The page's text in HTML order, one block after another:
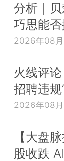
分析｜
巧思能
2026年08
火线评
招聘违
2026年08
【大盘
股收跌